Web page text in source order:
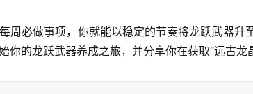
周必做事项，你就能以稳定的节奏将龙跃武器升
你的龙跃武器养成之旅，并分享你在获取“远古龙